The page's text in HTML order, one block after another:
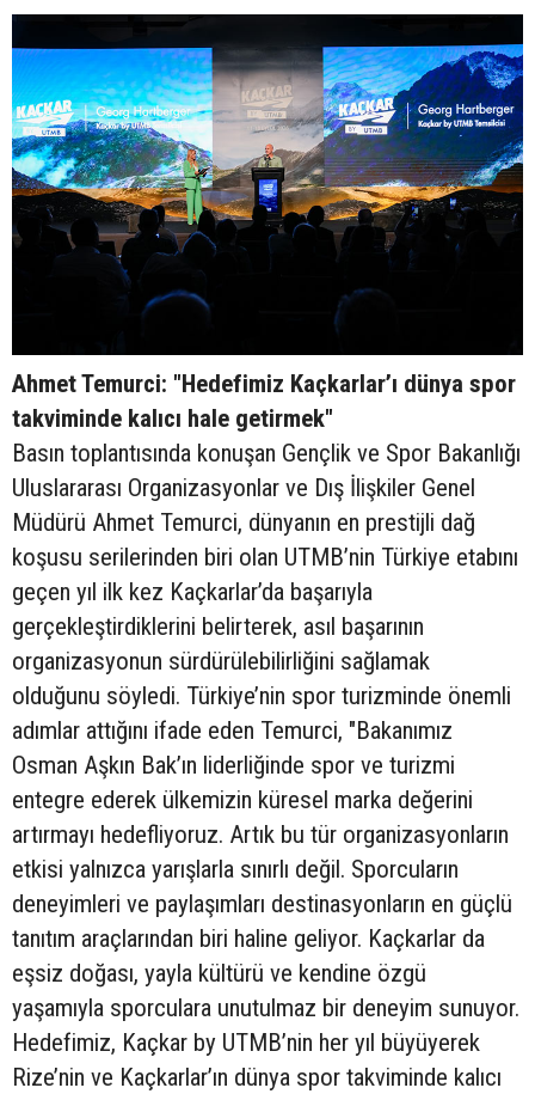
Ahmet Temurci: "Hedefimiz Kaçkarlar’ı dünya spor
takviminde kalıcı hale getirmek"
Basın toplantısında konuşan Gençlik ve Spor Bakanlığı
Uluslararası Organizasyonlar ve Dış İlişkiler Genel
Müdürü Ahmet Temurci, dünyanın en prestijli dağ
koşusu serilerinden biri olan UTMB’nin Türkiye etabını
geçen yıl ilk kez Kaçkarlar’da başarıyla
gerçekleştirdiklerini belirterek, asıl başarının
organizasyonun sürdürülebilirliğini sağlamak
olduğunu söyledi. Türkiye’nin spor turizminde önemli
adımlar attığını ifade eden Temurci, "Bakanımız
Osman Aşkın Bak’ın liderliğinde spor ve turizmi
entegre ederek ülkemizin küresel marka değerini
artırmayı hedefliyoruz. Artık bu tür organizasyonların
etkisi yalnızca yarışlarla sınırlı değil. Sporcuların
deneyimleri ve paylaşımları destinasyonların en güçlü
tanıtım araçlarından biri haline geliyor. Kaçkarlar da
eşsiz doğası, yayla kültürü ve kendine özgü
yaşamıyla sporculara unutulmaz bir deneyim sunuyor.
Hedefimiz, Kaçkar by UTMB’nin her yıl büyüyerek
Rize’nin ve Kaçkarlar’ın dünya spor takviminde kalıcı